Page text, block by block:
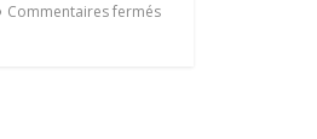
Commentaires fermés